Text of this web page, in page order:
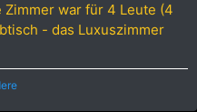
war für 4 Leute (4
- das Luxuszimmer